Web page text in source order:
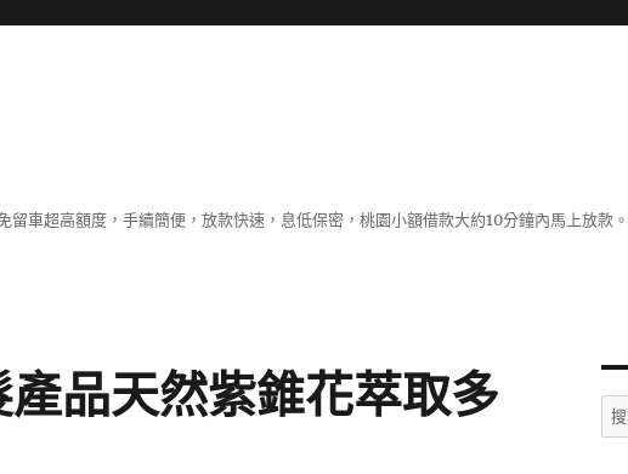
車超高額度，手續簡便，放款快速，息低保密，桃園小額借款大約10分鐘內馬上放款。
品天然紫錐花萃取多
搜
尋